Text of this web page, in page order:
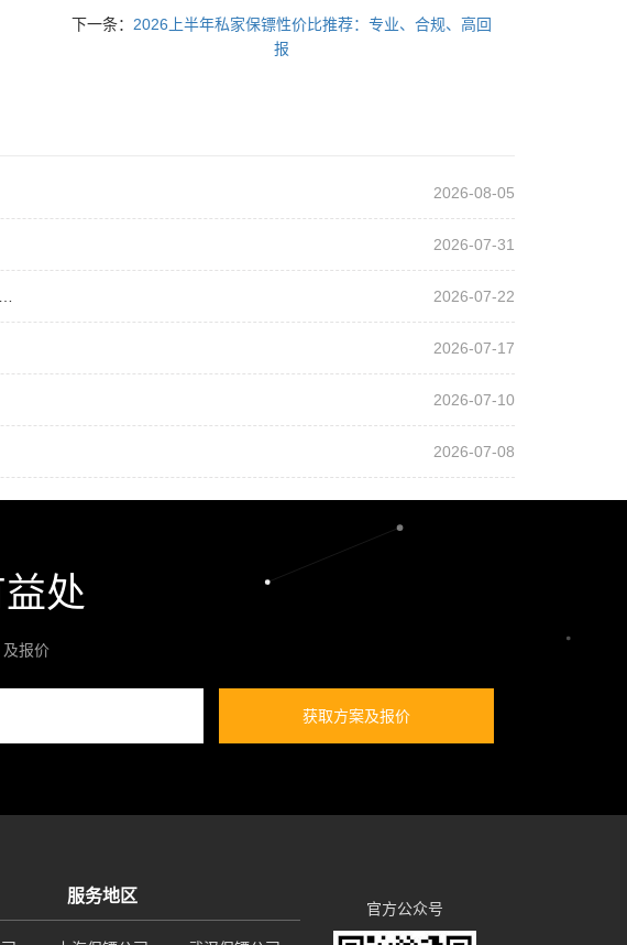
下一条： 2026上半年私家保镖性价比推荐：专业、合规、高回
报
2026-08-05
2026-07-31
2026-07-22
2026-07-17
2026-07-10
2026-07-08
处
报价
获取方案及报价
服务地区
官方公众号